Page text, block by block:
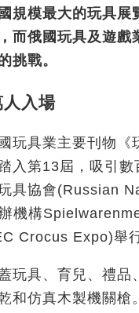
規模最大的玩具
而俄國玩具及遊
挑戰。
入場
玩具業主要刊物
入第13屆，吸引
具協會(Russian
機構
Crocus Expo)舉行
玩具、育兒、禮
和仿真木製機關